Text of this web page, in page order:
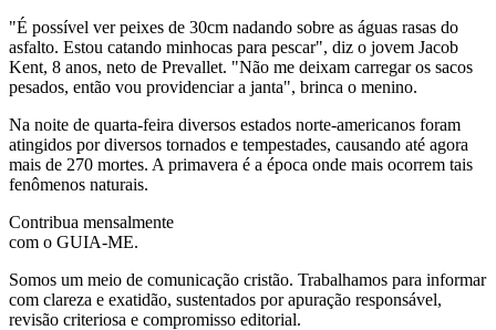
"É possível ver peixes de 30cm nadando sobre as águas rasas do
asfalto. Estou catando minhocas para pescar", diz o jovem Jacob
Kent, 8 anos, neto de Prevallet. "Não me deixam carregar os sacos
pesados, então vou providenciar a janta", brinca o menino.
Na noite de quarta-feira diversos estados norte-americanos foram
atingidos por diversos tornados e tempestades, causando até agora
mais de 270 mortes. A primavera é a época onde mais ocorrem tais
fenômenos naturais.
Contribua mensalmente
com o GUIA-ME.
Somos um meio de comunicação cristão. Trabalhamos para informar
com clareza e exatidão, sustentados por apuração responsável,
revisão criteriosa e compromisso editorial.